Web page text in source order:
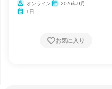
オンライン
2026年9月
1日
お気に入り